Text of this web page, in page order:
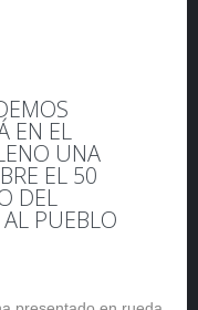
EN EL
UNA
EL 50
DEL
PUEBLO